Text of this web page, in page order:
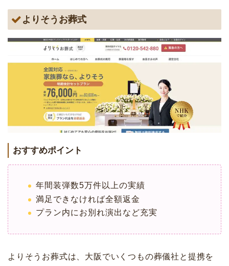
よりそうお葬式
おすすめポイント
年間装弾数5万件以上の実績
満足できなければ全額返金
プラン内にお別れ演出など充実
よりそうお葬式は、大阪でいくつもの葬儀社と提携を